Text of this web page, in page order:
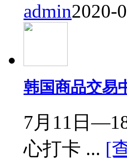
admin2020-
韩国商品交易
7月11日
心打卡 ... [